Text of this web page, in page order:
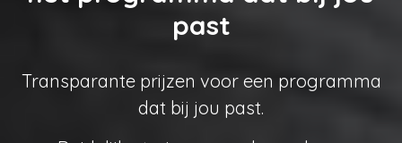
past
Transparante prijzen voor een programma
dat bij jou past.